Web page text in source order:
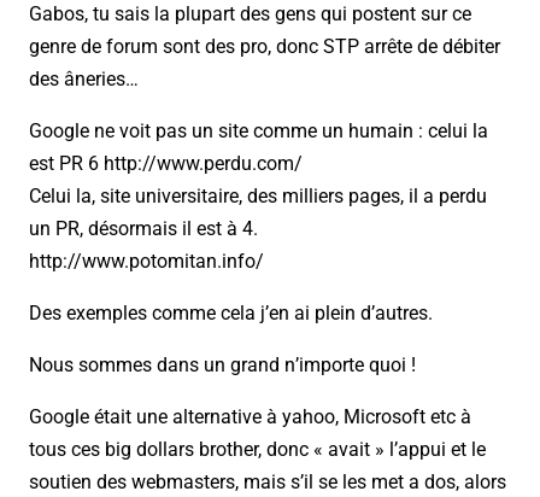
Gabos, tu sais la plupart des gens qui postent sur ce
genre de forum sont des pro, donc STP arrête de débiter
des âneries…
Google ne voit pas un site comme un humain : celui la
est PR 6 http://www.perdu.com/
Celui la, site universitaire, des milliers pages, il a perdu
un PR, désormais il est à 4.
http://www.potomitan.info/
Des exemples comme cela j’en ai plein d’autres.
Nous sommes dans un grand n’importe quoi !
Google était une alternative à yahoo, Microsoft etc à
tous ces big dollars brother, donc « avait » l’appui et le
soutien des webmasters, mais s’il se les met a dos, alors